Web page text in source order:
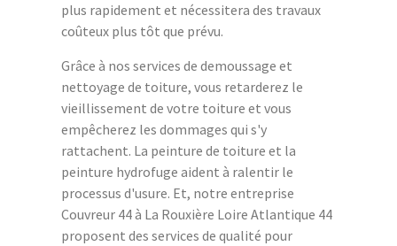
plus rapidement et nécessitera des travaux
coûteux plus tôt que prévu.
Grâce à nos services de demoussage et
nettoyage de toiture, vous retarderez le
vieillissement de votre toiture et vous
empêcherez les dommages qui s'y
rattachent. La peinture de toiture et la
peinture hydrofuge aident à ralentir le
processus d'usure. Et, notre entreprise
Couvreur 44 à La Rouxière Loire Atlantique 44
proposent des services de qualité pour